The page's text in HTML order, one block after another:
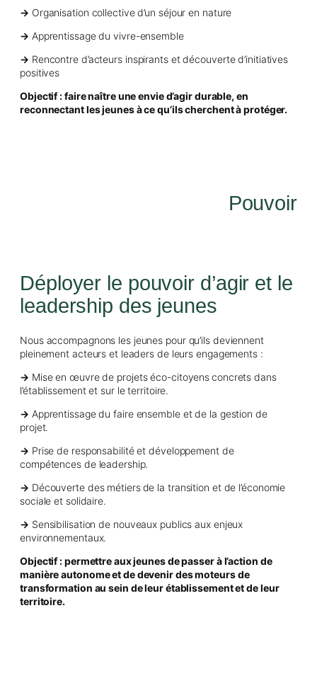
→ Organisation collective d’un séjour en nature
→ Apprentissage du vivre-ensemble
→ Rencontre d’acteurs inspirants et découverte d’initiatives
positives
Objectif : faire naître une envie d’agir durable, en
reconnectant les jeunes à ce qu’ils cherchent à protéger.
Pouvoir
Déployer le pouvoir d’agir et le
leadership des jeunes
Nous accompagnons les jeunes pour qu’ils deviennent
pleinement acteurs et leaders de leurs engagements :
→ Mise en œuvre de projets éco-citoyensconcrets dans
l’établissement et sur le territoire.
→ Apprentissage du faire ensemble et de la gestion de
projet.
→ Prise de responsabilité et développement de
compétences de leadership.
→ Découverte des métiersde la transition et de l’économie
sociale et solidaire.
→ Sensibilisation de nouveaux publics aux enjeux
environnementaux.
Objectif : permettre aux jeunes de passer à l’action de
manière autonome et de devenir des moteurs de
transformation au sein de leur établissement et de leur
territoire.